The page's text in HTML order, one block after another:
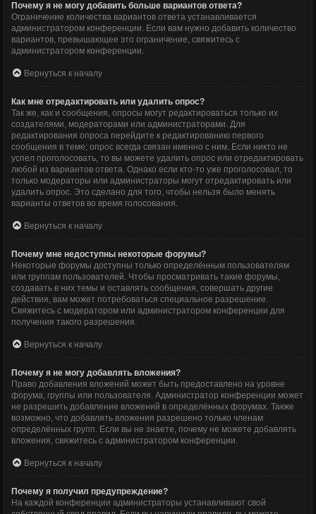
Почему я не могу добавить больше вариантов ответа?
Ограничение количества вариантов ответа устанавливается
администратором конференции. Если вам нужно добавить количество
вариантов, превышающее это ограничение, свяжитесь с
администратором конференции.
Вернуться к началу
Как мне отредактировать или удалить опрос?
Так же, как и сообщения, опросы могут редактироваться только их
создателями, модераторами или администраторами. Для
редактирования опроса перейдите к редактированию первого
сообщения в теме; опрос всегда связан именно с ним. Если никто не
успел проголосовать, то вы можете удалить опрос или отредактировать
любой из вариантов ответа. Однако если кто-то уже проголосовал, то
только модераторы или администраторы могут отредактировать или
удалить опрос. Это сделано для того, чтобы нельзя было менять
варианты ответов во время голосования.
Вернуться к началу
Почему мне недоступны некоторые форумы?
Некоторые форумы доступны только определённым пользователям
или группам пользователей. Чтобы просматривать такие форумы,
создавать в них темы и оставлять сообщения, совершать другие
действия, вам может потребоваться специальное разрешение.
Свяжитесь с модератором или администратором конференции для
получения такого разрешения.
Вернуться к началу
Почему я не могу добавлять вложения?
Право добавления вложений может быть предоставлено на уровне
форума, группы или пользователя. Администратор конференции может
не разрешить добавление вложений в определённых форумах. Также
возможно, что добавлять вложения разрешено только членам
определённых групп. Если вы не знаете, почему не можете добавлять
вложения, свяжитесь с администратором конференции.
Вернуться к началу
Почему я получил предупреждение?
На каждой конференции администраторы устанавливают свой